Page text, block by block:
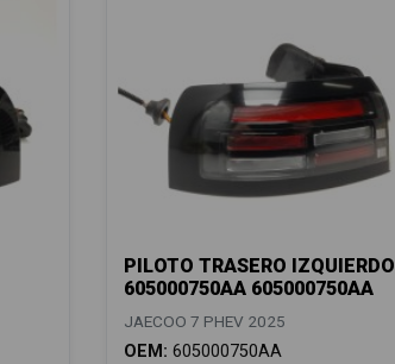
PILOTO TRASERO IZQUIERDO
605000750AA 605000750AA
JAECOO 7 PHEV 2025
OEM: 605000750AA